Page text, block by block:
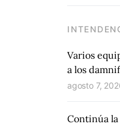
Varios
a los
agosto 7,
Continúa